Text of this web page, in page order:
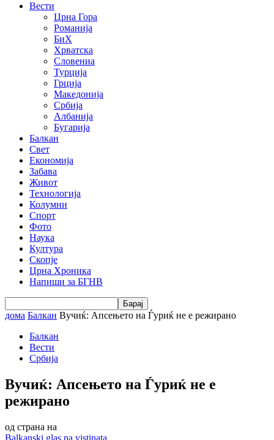
Вести
Црна Гора
Романија
БиХ
Хрватска
Словениа
Турција
Грција
Македонија
Србија
Албанија
Бугарија
Балкан
Свет
Економија
Забава
Живот
Технологија
Колумни
Спорт
Фото
Наука
Култура
Скопје
Црна Хроника
Напиши за БГНВ
дома Балкан Вучиќ: Апсењето на Ѓуриќ не е режирано
Балкан
Вести
Србија
Вучиќ: Апсењето на Ѓуриќ не е
режирано
од страна на
Balkanski glas na vistinata